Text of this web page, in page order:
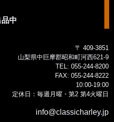
中
〒 409-3851
山梨県中巨摩郡昭和町河西621-9
TEL: 055-244-8200
FAX: 055-244-8222
10:00-19:00
定休日：毎週月曜・第2 第4火曜日
info@classicharley.jp